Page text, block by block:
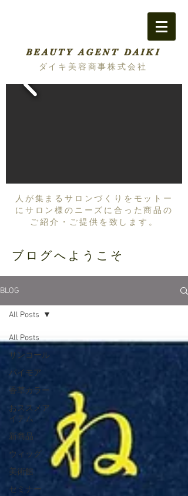
BEAUTY AGENT DAIKI
ダイキ美容商事株式会社
人が集まるサロンづくりをモットー
にサロン様のニーズに合った商品の
ご紹介・ご提供を致します。
ブログへようこそ
BLOG
All Posts
サンコール
パイモア
香草カラー
おススメア
イテム
新商品
ウィッグ
美術館
セミナー
All Posts